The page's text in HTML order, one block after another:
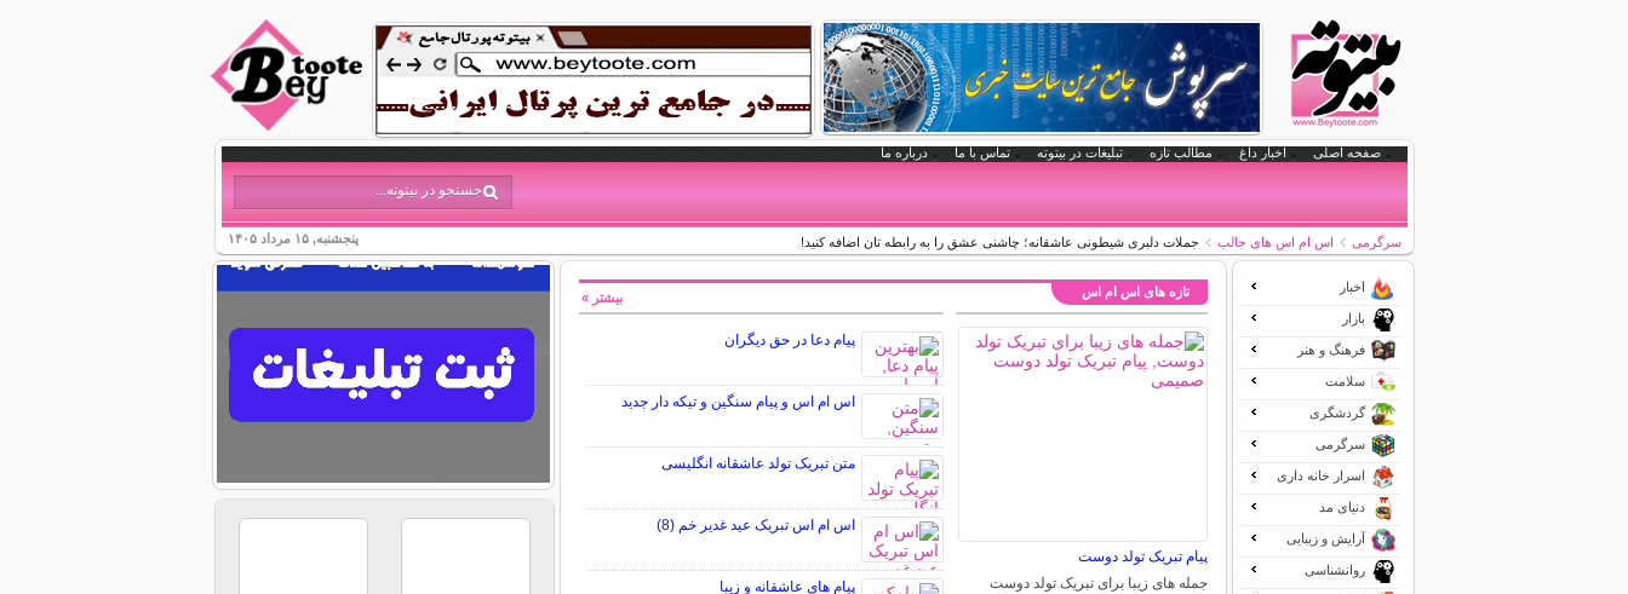
صفحه اصلی اخبار داغ مطالب تازه تبلیغات در بیتوته تماس با ما درباره ما
پنجشنبه, ۱۵ مرداد ۱۴۰۵ سرگرمی اس ام اس های جالب جملات دلبری شیطونی عاشقانه؛ چاشنی عشق را به رابطه تان اضافه کنید!
تازه های اس ام اس
پیام تبریک تولد دوست
جمله های زیبا برای تبریک تولد دوست
پیام دعا در حق دیگران
اس ام اس و پیام سنگین و تیکه دار جدید
متن تبریک تولد عاشقانه انگلیسی
اس ام اس تبریک عید غدیر خم (8)
پیام های عاشقانه و زیبا
بیشتر »
اخبار
بازار
فرهنگ و هنر
سلامت
گردشگری
سرگرمی
اسرار خانه داری
دنیای مد
آرایش و زیبایی
روانشناسی